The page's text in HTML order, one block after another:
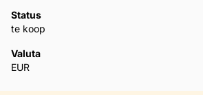
Status
te koop
Valuta
EUR